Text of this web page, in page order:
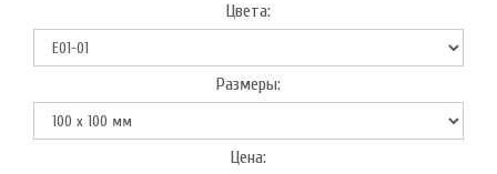
Цвета:
Размеры:
Цена: